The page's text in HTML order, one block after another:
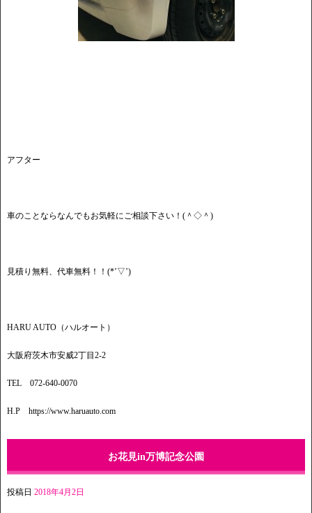
アフター
車のことならなんでもお気軽にご相談下さい！(＾◇＾)
見積り無料、代車無料！！(*’▽’)
HARU AUTO（ハルオート）
大阪府茨木市安威2丁目2-2
TEL 072-640-0070
H.P https://www.haruauto.com
お花見in万博記念公園
投稿日 2018年4月2日